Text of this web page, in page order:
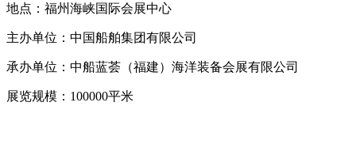
地点：福州海峡国际会展中心
主办单位：中国船舶集团有限公司
承办单位：中船蓝荟（福建）海洋装备会展有限公司
展览规模：100000平米